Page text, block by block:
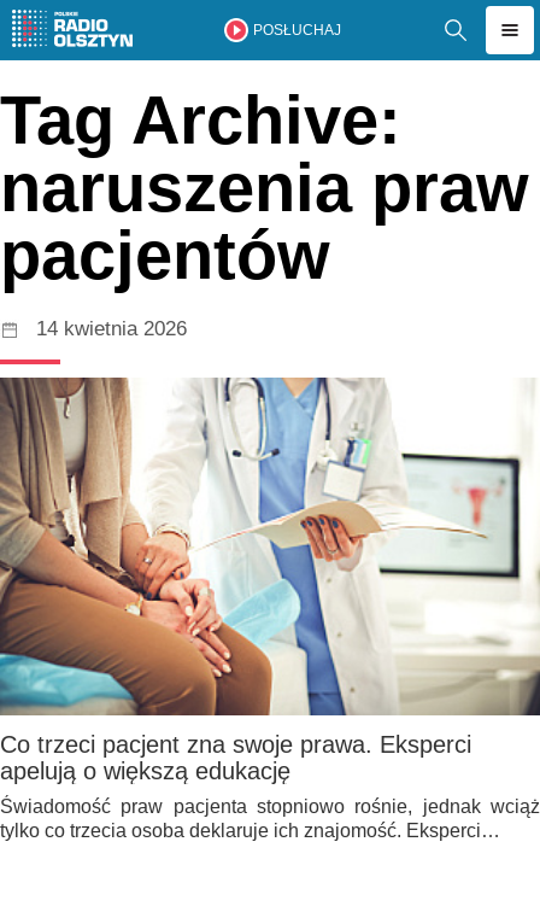
POSŁUCHAJ
Tag Archive:
naruszenia praw
pacjentów
14 kwietnia 2026
Co trzeci pacjent zna swoje prawa. Eksperci
apelują o większą edukację
Świadomość praw pacjenta stopniowo rośnie, jednak wciąż
tylko co trzecia osoba deklaruje ich znajomość. Eksperci…